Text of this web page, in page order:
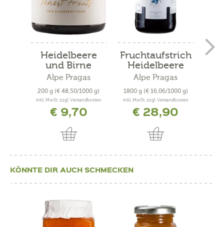
Heidelbeere
und Birne
„Finest...
Alpe Pragas
200 g (€ 48,50/1000 g)
inkl. MwSt. zzgl. Versandkosten
€ 9,70
Fruchtaufstrich
Heidelbeere
Alpe Pragas
1800 g (€ 16,06/1000 g)
inkl. MwSt. zzgl. Versandkosten
€ 28,90
KÖNNTE DIR AUCH SCHMECKEN